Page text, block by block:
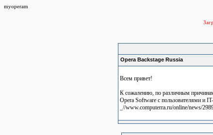
myoperam
Opera Backstage Russia
Всем привет!
К сожалению, по различным
Opera Software с пользователями и
_//www.computerra.ru/online/news/